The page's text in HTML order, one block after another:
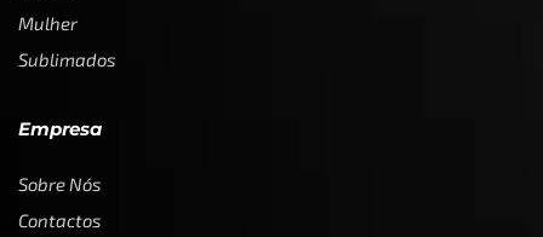
Mulher
Sublimados
Empresa
Sobre Nós
Contactos